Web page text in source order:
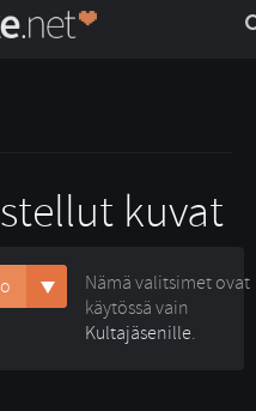
kuvat
Nämä valitsimet ovat
käytössä vain
Kultajäsenille.